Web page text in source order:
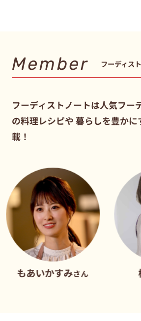
Member フーディス
フーディストノートは人気フー
の料理レシピや暮らしを豊かに
載！
いかすみさん 橋本 彩